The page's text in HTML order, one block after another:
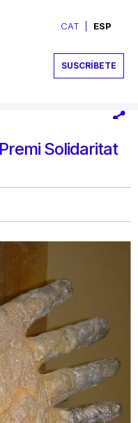
CAT ESP
SUSCRÍBETE
Solidaritat